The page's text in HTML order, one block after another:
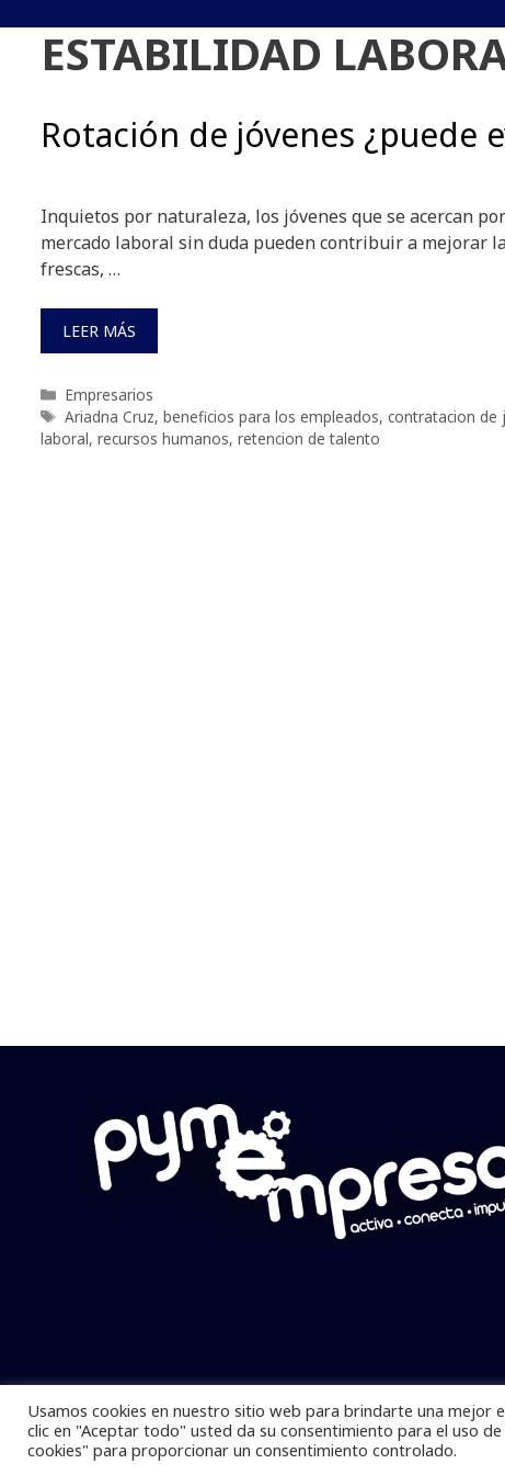
ESTABILIDAD
Rotación de jóvenes ¿puede
Inquietos por naturaleza, los jóvenes que se acercan
mercado laboral sin duda pueden contribuir a mejorar
frescas, …
LEER MÁS
Categorías
Empresarios
Etiquetas
Ariadna Cruz, beneficios para los empleados, contratacion de
laboral, recursos humanos, retencion de talento
Pymempresario © 2025 Todos los
Usamos cookies en nuestro sitio web para brindarte una mejor
clic en "Aceptar todo" usted da su consentimiento para el uso
cookies" para proporcionar un consentimiento controlado.